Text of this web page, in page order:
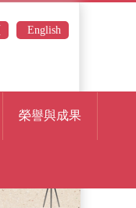
English
榮譽與成果